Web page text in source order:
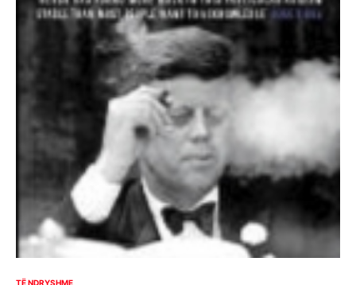
TË NDRYSHME